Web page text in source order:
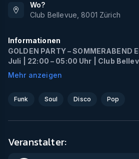
Wo?
Club Bellevue ,8001 Zürich
Informationen
GOLDEN PARTY – SOMMERABEND
Juli | 22:00 – 05:00 Uhr | Club
Mehr anzeigen
Funk Soul Disco Pop
Veranstalter: